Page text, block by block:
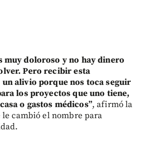
muy doloroso y no hay dinero
Pero recibir esta
alivio porque nos toca seguir
los proyectos que uno tiene,
o gastos médicos”, afirmó la
le cambió el nombre para